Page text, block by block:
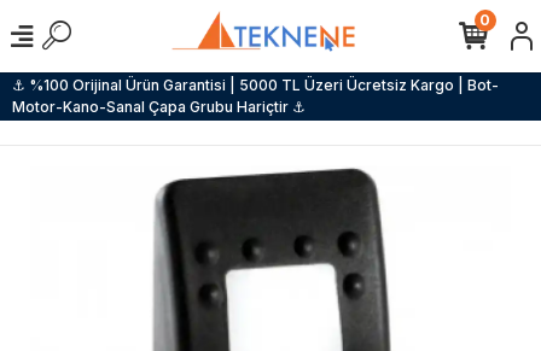
⚓ %100 Orijinal Ürün Garantisi | 5000 TL Üzeri Ücretsiz Kargo | Bot-
Motor-Kano-Sanal Çapa Grubu Hariçtir ⚓
0